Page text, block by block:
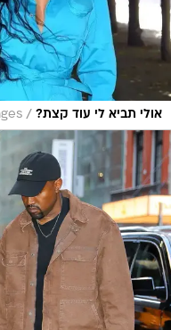
אולי תביא לי עוד קצת? /